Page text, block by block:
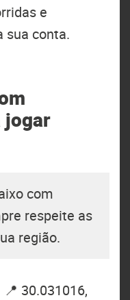
e
sua conta.
jogar
com
respeite as
região.
📍 30.031016,